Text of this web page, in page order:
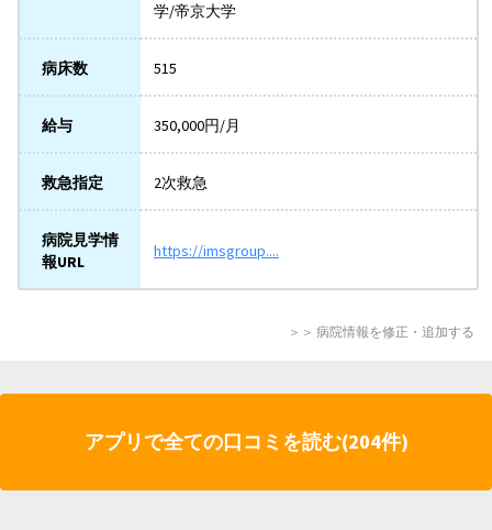
学/帝京大学
病床数 515
給与 350,000円/月
救急指定 2次救急
病院見学情
報URL
https://imsgroup....
＞＞ 病院情報を修正・追加する
アプリで全ての口コミを読む(204件)